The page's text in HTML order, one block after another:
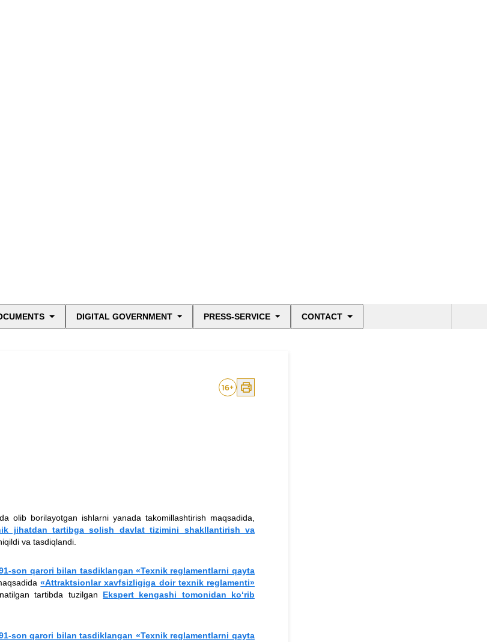
DIGITAL GOVERNMENT PRESS-SERVICE CONTACT
16+
olib borilayotgan ishlarni yanada takomillashtirish maqsadida,
jihatdan tartibga solish davlat tizimini shakllantirish va
va tasdiqlandi.
son qarori bilan tasdiklangan «Texnik reglamentlarni qayta
«Attraktsionlar xavfsizligiga doir texnik reglamenti»
tartibda tuzilgan Ekspert kengashi tomonidan ko‘rib
son qarori bilan tasdiklangan «Texnik reglamentlarni qayta